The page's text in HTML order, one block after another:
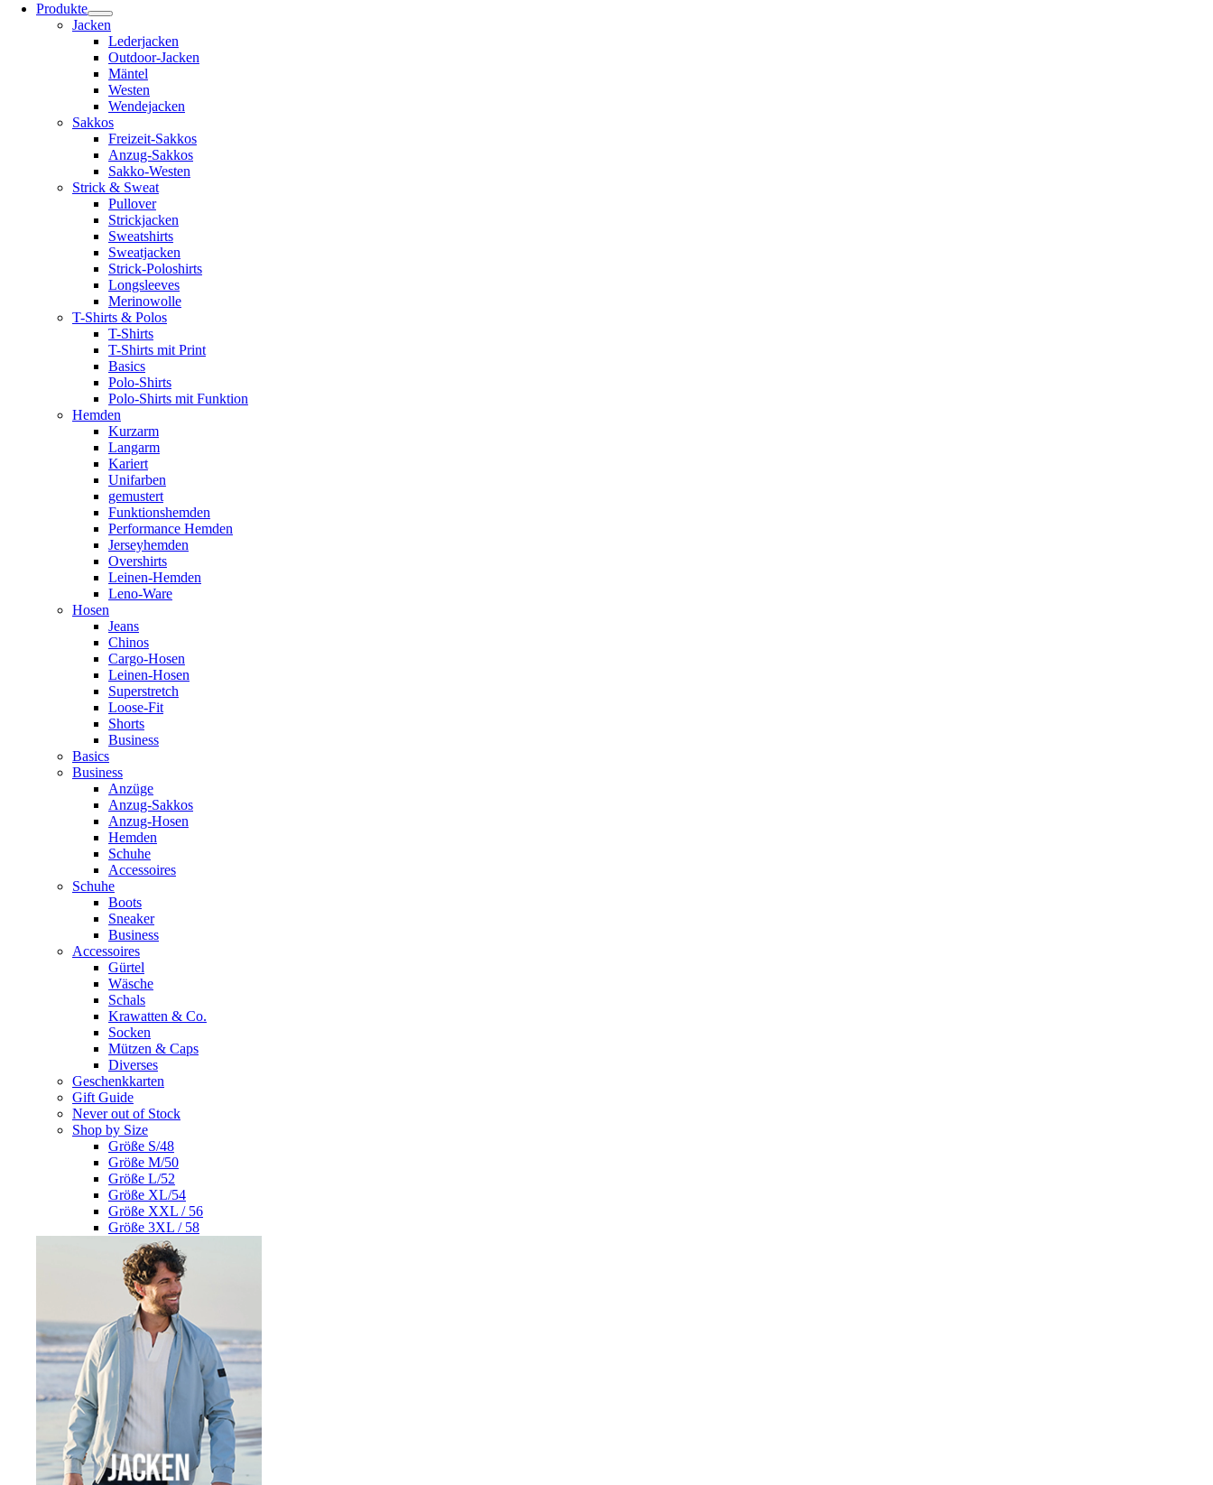
Produkte
Jacken
Lederjacken
Outdoor-Jacken
Mäntel
Westen
Wendejacken
Sakkos
Freizeit-Sakkos
Anzug-Sakkos
Sakko-Westen
Strick & Sweat
Pullover
Strickjacken
Sweatshirts
Sweatjacken
Strick-Poloshirts
Longsleeves
Merinowolle
T-Shirts & Polos
T-Shirts
T-Shirts mit Print
Basics
Polo-Shirts
Polo-Shirts mit Funktion
Hemden
Kurzarm
Langarm
Kariert
Unifarben
gemustert
Funktionshemden
Performance Hemden
Jerseyhemden
Overshirts
Leinen-Hemden
Leno-Ware
Hosen
Jeans
Chinos
Cargo-Hosen
Leinen-Hosen
Superstretch
Loose-Fit
Shorts
Business
Basics
Business
Anzüge
Anzug-Sakkos
Anzug-Hosen
Hemden
Schuhe
Accessoires
Schuhe
Boots
Sneaker
Business
Accessoires
Gürtel
Wäsche
Schals
Krawatten & Co.
Socken
Mützen & Caps
Diverses
Geschenkkarten
Gift Guide
Never out of Stock
Shop by Size
Größe S/48
Größe M/50
Größe L/52
Größe XL/54
Größe XXL / 56
Größe 3XL / 58